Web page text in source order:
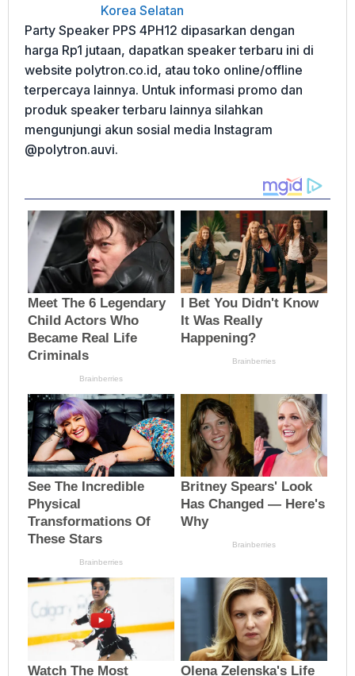
Korea Selatan
Party Speaker PPS 4PH12 dipasarkan dengan
harga Rp1 jutaan, dapatkan speaker terbaru ini di
website polytron.co.id, atau toko online/offline
terpercaya lainnya. Untuk informasi promo dan
produk speaker terbaru lainnya silahkan
mengunjungi akun sosial media Instagram
@polytron.auvi.